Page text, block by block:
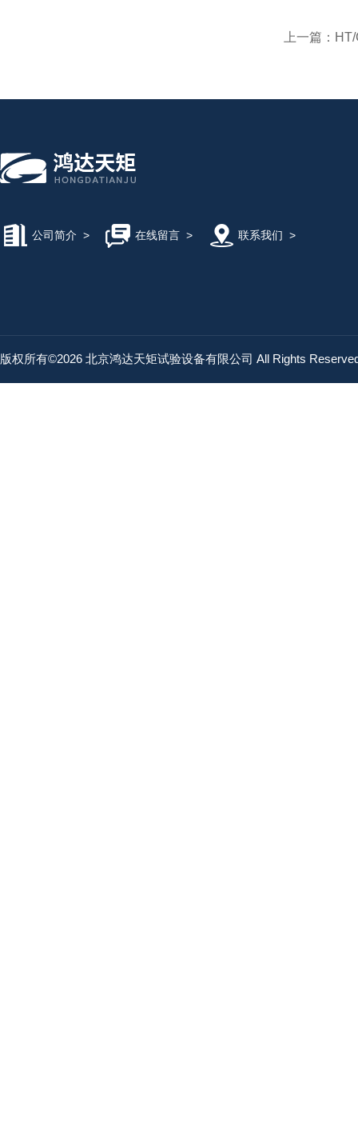
上一篇：
公司简介 > 在线留言> 联系我们 >
版权所有©2026 北京鸿达天矩试验设备有限公司 All Rights